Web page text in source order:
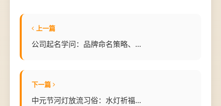
上一篇
公司起名学问：品牌命名策略、...
下一篇
中元节河灯放流习俗：水灯祈福...